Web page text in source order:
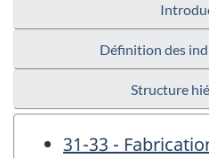
Définition des
Structure
31-33 -